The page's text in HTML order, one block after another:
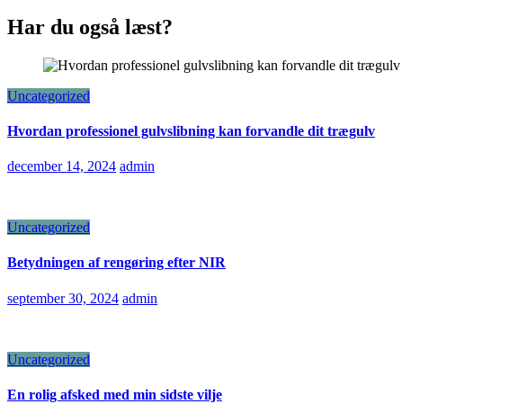
Har du også læst?
Uncategorized
Hvordan professionel gulvslibning kan forvandle dit trægulv
december 14, 2024 admin
Uncategorized
Betydningen af rengøring efter NIR
september 30, 2024 admin
Uncategorized
En rolig afsked med min sidste vilje